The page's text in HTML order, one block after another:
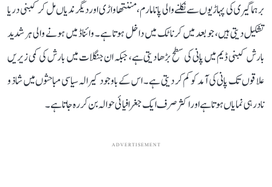
برہماگیری کی پہاڑیوں سے نکلنے والی پانامارم، مننتھاواڑی اور دیگر ندیاں مل کر کبنی دریا
تشکیل دیتی ہیں، جو بعد میں کرناٹک میں داخل ہوتا ہے۔ وائناڈ میں ہونے والی ہر شدید
بارش کبنی ڈیم میں پانی کی سطح بڑھا دیتی ہے، جبکہ ان جنگلات میں بارش کی کمی زیریں
علاقوں تک پانی کی آمد کو کم کر دیتی ہے۔ اس کے باوجود کیرالہ سیاسی مباحثوں میں شاذ و
نادر ہی نمایاں ہوتا ہے اور اکثر صرف ایک جغرافیائی حوالہ بن کر رہ جاتا ہے۔
ADVERTISEMENT